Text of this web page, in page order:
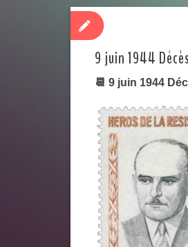
9 juin 1944
📆 9 juin 1944